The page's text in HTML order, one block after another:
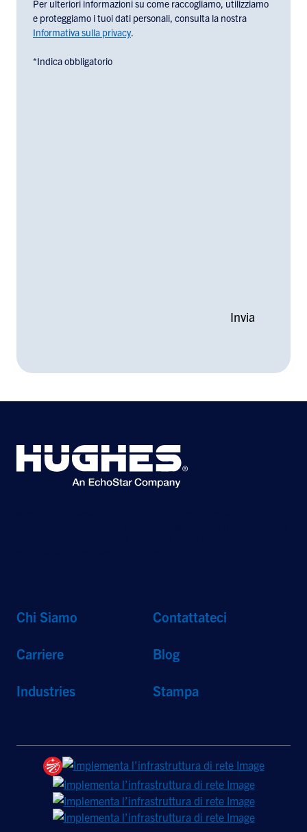
below:
Per ulteriori informazioni su come raccogliamo, utilizziamo
e proteggiamo i tuoi dati personali, consulta la nostra
Informativa sulla privacy.
*Indica obbligatorio
Chi Siamo Contattateci
Carriere Blog
Industries Stampa